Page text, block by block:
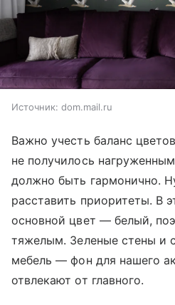
Источник: dom.mail.ru
Важно учесть баланс
не получилось
должно быть гармонично.
расставить приоритеты. В
основной цвет — белый,
тяжелым. Зеленые стены и
мебель — фон для нашего
отвлекают от главного.